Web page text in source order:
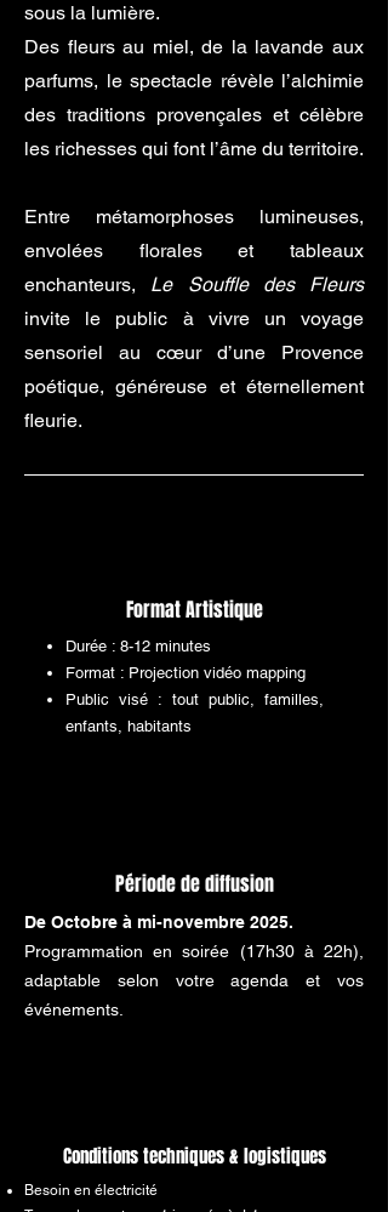
sous la lumière.
Des fleurs au miel, de la lavande aux
parfums, le spectacle révèle l’alchimie
des traditions provençales et célèbre
les richesses qui font l’âme du territoire.
Entre métamorphoses lumineuses,
envolées florales et tableaux
enchanteurs, Le Souffle des Fleurs
invite le public à vivre un voyage
sensoriel au cœur d’une Provence
poétique, généreuse et éternellement
fleurie.
Format Artistique
Durée : 8-12 minutes
Format : Projection vidéo mapping
Public visé : tout public, familles,
enfants, habitants
Période de diffusion
De Octobre à mi-novembre 2025.
Programmation en soirée (17h30 à 22h),
adaptable selon votre agenda et vos
événements.
Conditions techniques & logistiques
Besoin en électricité